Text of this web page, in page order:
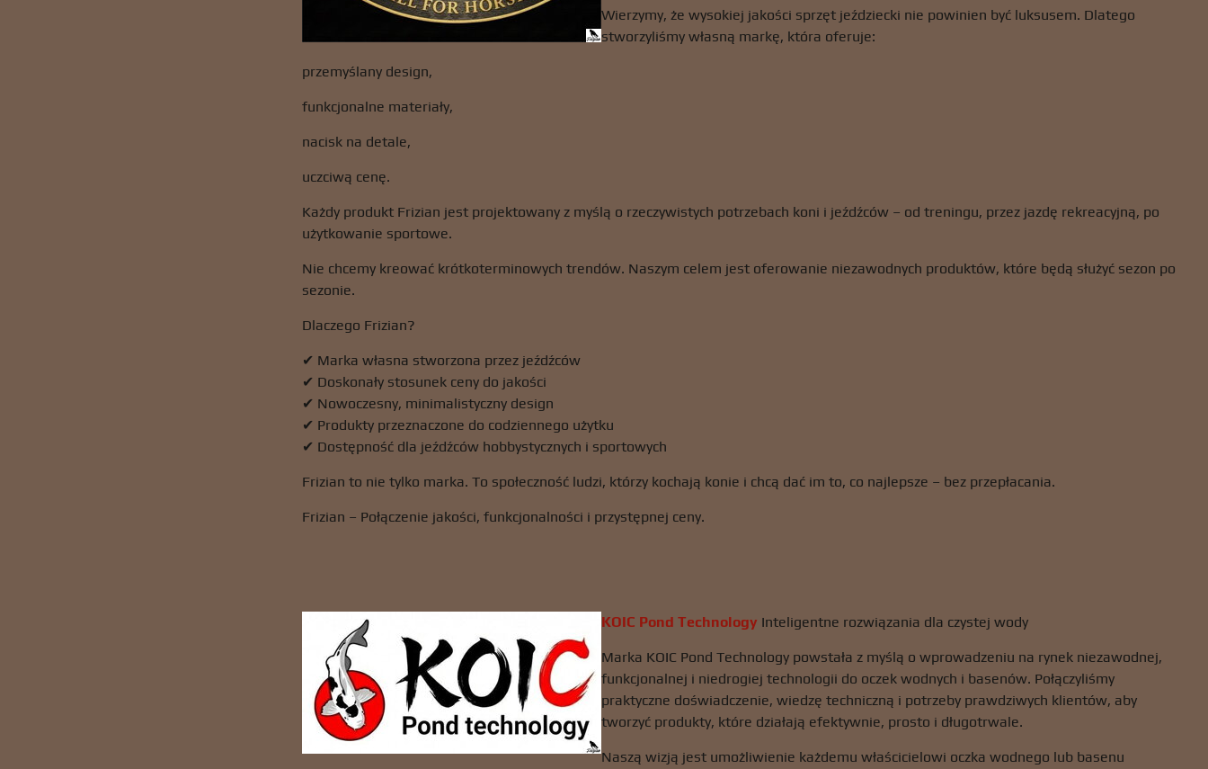
Wierzymy, że wysokiej jakości sprzęt jeździecki nie powinien być luksusem. Dlatego
stworzyliśmy własną markę, która oferuje:
przemyślany design,
funkcjonalne materiały,
nacisk na detale,
uczciwą cenę.
Każdy produkt Frizian jest projektowany z myślą o rzeczywistych potrzebach koni i jeźdźców – od treningu, przez jazdę rekreacyjną, po
użytkowanie sportowe.
Nie chcemy kreować krótkoterminowych trendów. Naszym celem jest oferowanie niezawodnych produktów, które będą służyć sezon po
sezonie.
Dlaczego Frizian?
✔ Marka własna stworzona przez jeźdźców
✔ Doskonały stosunek ceny do jakości
✔ Nowoczesny, minimalistyczny design
✔ Produkty przeznaczone do codziennego użytku
✔ Dostępność dla jeźdźców hobbystycznych i sportowych
Frizian to nie tylko marka. To społeczność ludzi, którzy kochają konie i chcą dać im to, co najlepsze – bez przepłacania.
Frizian – Połączenie jakości, funkcjonalności i przystępnej ceny.
KOIC Pond Technology Inteligentne rozwiązania dla czystej wody
Marka KOIC Pond Technology powstała z myślą o wprowadzeniu na rynek niezawodnej,
funkcjonalnej i niedrogiej technologii do oczek wodnych i basenów. Połączyliśmy
praktyczne doświadczenie, wiedzę techniczną i potrzeby prawdziwych klientów, aby
tworzyć produkty, które działają efektywnie, prosto i długotrwale.
Naszą wizją jest umożliwienie każdemu właścicielowi oczka wodnego lub basenu